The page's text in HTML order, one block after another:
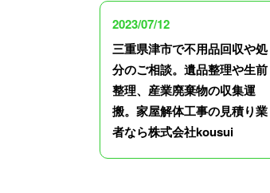
2023/07/12
三重県津市で不用品回収や処
分のご相談。遺品整理や生前
整理、産業廃棄物の収集運
搬。家屋解体工事の見積り業
者なら株式会社kousui